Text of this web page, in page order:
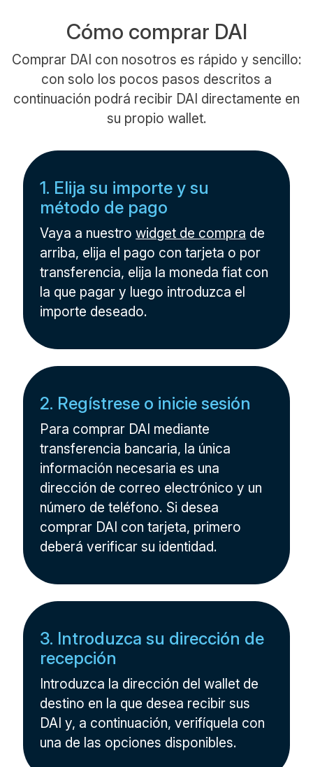
Cómo comprar DAI
Comprar DAI con nosotros es rápido y sencillo:
con solo los pocos pasos descritos a
continuación podrá recibir DAI directamente en
su propio wallet.
1. Elija su importe y su
método de pago
Vaya a nuestrowidget de compra de
arriba, elija el pago con tarjeta o por
transferencia, elija la moneda fiat con
la que pagar y luego introduzca el
importe deseado.
2. Regístrese o inicie sesión
Para comprar DAI mediante
transferencia bancaria, la única
información necesaria es una
dirección de correo electrónico y un
número de teléfono. Si desea
comprar DAI con tarjeta, primero
deberá verificar su identidad.
3. Introduzca su dirección de
recepción
Introduzca la dirección del wallet de
destino en la que desea recibir sus
DAI y, a continuación, verifíquela con
una de las opciones disponibles.